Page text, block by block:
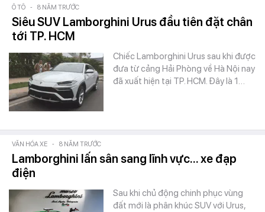
Ô TÔ - 8 NĂM TRƯỚC
Siêu SUV Lamborghini Urus đầu tiên đặt chân
tới TP. HCM
Chiếc Lamborghini Urus sau khi được
đưa từ cảng Hải Phòng về Hà Nội nay
đã xuất hiện tại TP. HCM. Đây là 1…
VĂN HÓA XE - 8 NĂM TRƯỚC
Lamborghini lấn sân sang lĩnh vực... xe đạp
điện
Sau khi chủ động chinh phục vùng
đất mới là phân khúc SUV với Urus,